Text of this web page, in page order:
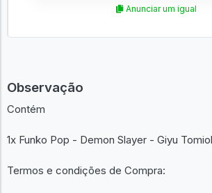
Anunciar um igual
Observação
Contém
1x Funko Pop - Demon Slayer - Giyu
Termos e condições de Compra: